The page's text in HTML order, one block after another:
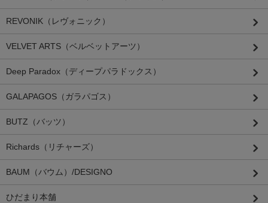
REVONIK（レヴォニック）
VELVET ARTS（ベルベットアーツ）
Deep Paradox（ディープパラドックス）
GALAPAGOS（ガラパゴス）
BUTZ（バッツ）
Richards（リチャーズ）
BAUM（バウム）/DESIGNO
ひだまり本舗